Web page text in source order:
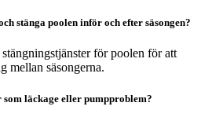
stänga poolen inför och efter säsongen?
för poolen för att
mellan säsongerna.
läckage eller pumpproblem?